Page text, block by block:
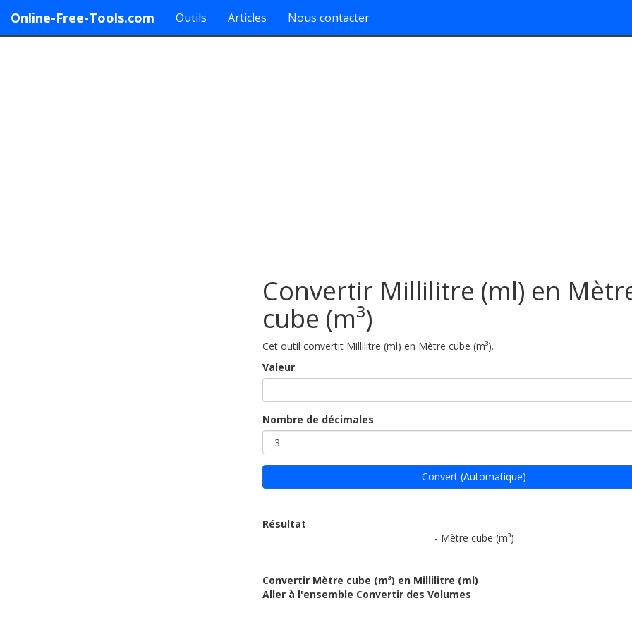
Online-Free-Tools.com Outils Articles Nous contacter
Convertir Millilitre (ml) en
cube (m³)
Cet outil convertit Millilitre (ml) en Mètre cube (m³).
Valeur
Nombre de décimales
Convert (Automatique)
Résultat
- Mètre cube (m³)
Convertir Mètre cube (m³) en Millilitre (ml)
Aller à l'ensemble Convertir des Volumes